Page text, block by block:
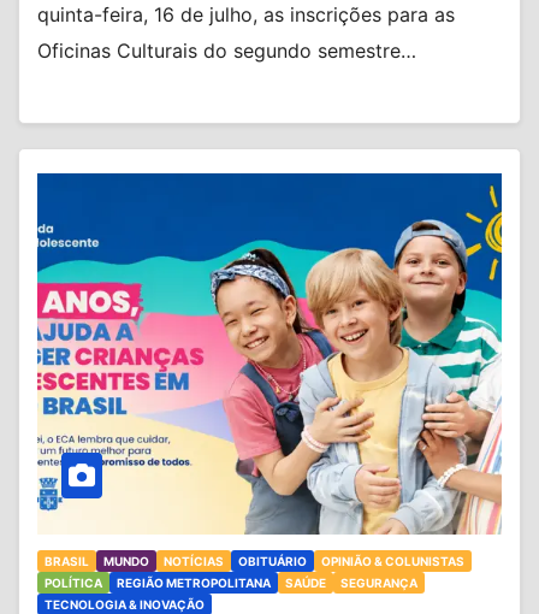
quinta-feira, 16 de julho, as inscrições para as
Oficinas Culturais do segundo semestre…
BRASIL MUNDO NOTÍCIAS OBITUÁRIO
OPINIÃO & COLUNISTAS
POLÍTICA
REGIÃO METROPOLITANA SAÚDE
SEGURANÇA
TECNOLOGIA & INOVAÇÃO